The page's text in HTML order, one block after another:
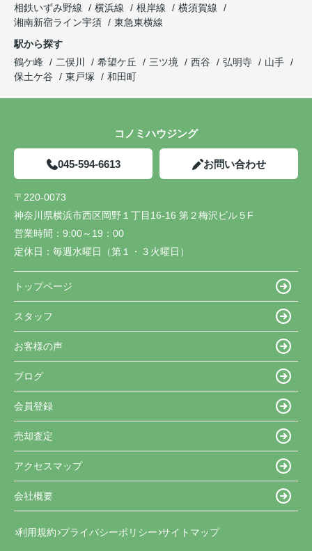
相鉄いずみ野線
横浜線 根岸線
横須賀線
湘南新宿ライン宇須
東急東横線
駅から探す
鶴ケ峰
二俣川 希望ケ丘 三ツ境 西谷 弘明寺
山手
保土ケ谷
東戸塚 和田町
コノミハウジング
045-594-6613 お問い合わせ
〒220-0073
神奈川県横浜市西区岡野１丁目16-16 第２梅沢ビル５F
営業時間： 9:00～19：00
定休日： 毎週水曜日（第１・３火曜日）
トップページ
スタッフ
お客様の声
ブログ
会員登録
売却査定
アクセスマップ
会社概要
利用規約 プライバシーポリシー サイトマップ